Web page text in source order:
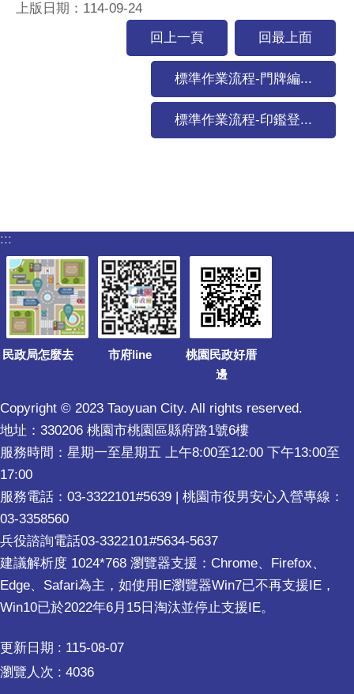
上版日期：114-09-24
回上一頁
回最上面
標準作業流程-門牌編...
標準作業流程-印鑑登...
:::
民政局怎麼去 市府line
桃園民政好厝
邊
Copyright © 2023 Taoyuan City. All rights reserved.
地址：330206 桃園市桃園區縣府路1號6樓
服務時間：星期一至星期五 上午8:00至12:00 下午13:00至
17:00
服務電話：03-3322101#5639 | 桃園市役男安心入營專線：
03-3358560
兵役諮詢電話03-3322101#5634-5637
建議解析度 1024*768 瀏覽器支援：Chrome、Firefox、
Edge、Safari為主，如使用IE瀏覽器Win7已不再支援IE，
Win10已於2022年6月15日淘汰並停止支援IE。
更新日期
115-08-07
瀏覽人次
4036